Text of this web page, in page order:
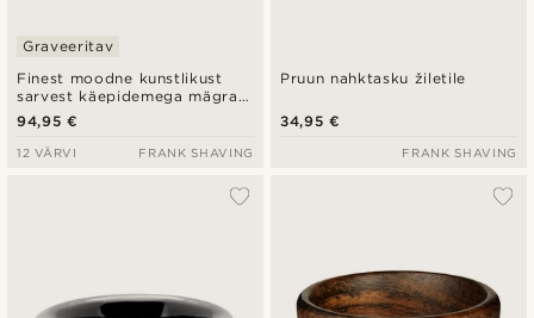
Finest moodne kunstlikust
sarvest käepidemega mägra
karvadega raseerimishari
Graveeritav
94,95 €
12 VÄRVI FRANK SHAVING
Pruun nahktasku žiletile
34,95 €
FRANK SHAVING